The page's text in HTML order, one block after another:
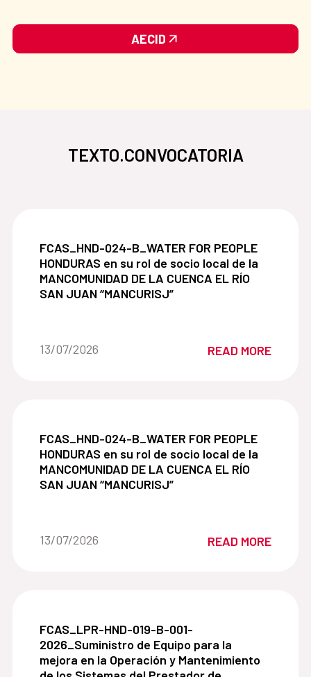
AECID
TEXTO.CONVOCATORIA
FCAS_HND-024-B_WATER FOR PEOPLE
FCAS_HND-024-B_WATER FOR PEOPLE
HONDURAS en su rol de socio local de la
MANCOMUNIDAD DE LA CUENCA EL RÍO
SAN JUAN “MANCURISJ”
Date of the news::
13/07/2026 READ MORE
FCAS_HND-024-B_WATER FOR PEOPLE
FCAS_HND-024-B_WATER FOR PEOPLE
HONDURAS en su rol de socio local de la
MANCOMUNIDAD DE LA CUENCA EL RÍO
SAN JUAN “MANCURISJ”
Date of the news::
13/07/2026 READ MORE
FCAS_LPR-HND-019-B-001-2026_Suministro de
FCAS_LPR-HND-019-B-001-
2026_Suministro de Equipo para la
mejora en la Operación y Mantenimiento